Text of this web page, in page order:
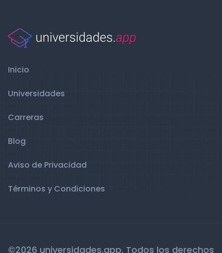
Inicio
Universidades
Carreras
Blog
Aviso de Privacidad
Términos y Condiciones
©2026 universidades.app. Todos los derechos